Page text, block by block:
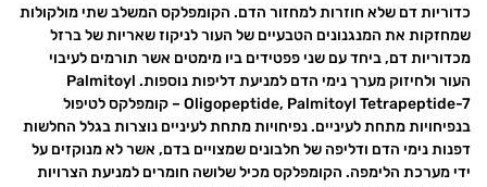
כדוריות דם שלא חוזרות למחזור הדם. הקומפלקס המשלב שתי מולקולות
שמחזקות את המנגנונים הטבעיים של העור לניקוז שאריות של ברזל
מכדוריות דם, ביחד עם שני פפטידים ביו מימטים אשר תורמים לעיבוי
העור ולחיזוק מערך נימי הדם למניעת דליפות נוספות. Palmitoyl
Oligopeptide, Palmitoyl Tetrapeptide-7 – קומפלקס לטיפול
בנפיחויות מתחת לעיניים. נפיחויות מתחת לעיניים נוצרות בגלל החלשות
דפנות נימי הדם ודליפה של חלבונים שמצויים בדם, אשר לא מנוקזים על
ידי מערכת הלימפה. הקומפלקס מכיל שלושה חומרים למניעת הצרויות